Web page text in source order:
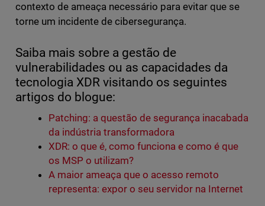
contexto de ameaça necessário para evitar que se
torne um incidente de cibersegurança.
Saiba mais sobre a gestão de
vulnerabilidades ou as capacidades da
tecnologia XDR visitando os seguintes
artigos do blogue:
Patching: a questão de segurança inacabada
da indústria transformadora
XDR: o que é, como funciona e como é que
os MSP o utilizam?
A maior ameaça que o acesso remoto
representa: expor o seu servidor na Internet